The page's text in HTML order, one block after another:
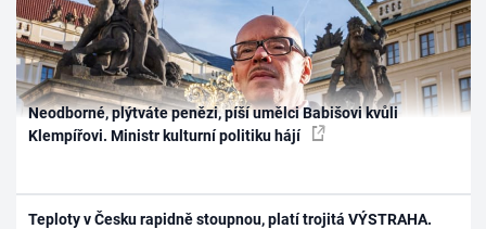
Neodborné, plýtváte penězi, píší umělci Babišovi kvůli
Klempířovi. Ministr kulturní politiku hájí
Teploty v Česku rapidně stoupnou, platí trojitá VÝSTRAHA.